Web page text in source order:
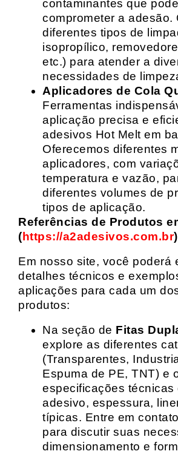
contaminantes que
comprometer a adesão.
diferentes tipos de
isopropílico,
etc.) para atender a
necessidades de
Aplicadores de Cola
Ferramentas
aplicação precisa e
adesivos Hot Melt em
Oferecemos diferentes
aplicadores, com
temperatura e vazão,
diferentes volumes de
tipos de aplicação.
Referências de Produtos
(https://a2adesivos.com.br
Em nosso site, você poderá
detalhes técnicos e
aplicações para cada um
produtos:
Na seção de Fitas
explore as diferentes
(Transparentes,
Espuma de PE, TNT) e
especificações técnicas
adesivo, espessura,
típicas. Entre em
para discutir suas
dimensionamento e